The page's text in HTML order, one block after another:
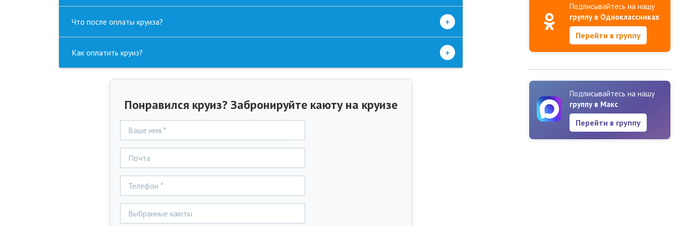
Что после оплаты круиза? +
Как оплатить круиз? +
Понравился круиз? Забронируйте каюту на круизе
Подписывайтесь на нашу
группу в Одноклассниках
Перейти в группу
Подписывайтесь на нашу
группу в Макс
Перейти в группу